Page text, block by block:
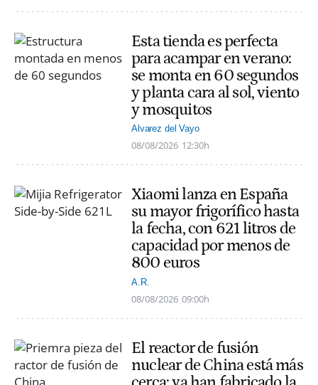
Esta tienda es perfecta
para acampar en verano:
se monta en 60 segundos
y planta cara al sol, viento
y mosquitos
Alvarez del Vayo
08/08/2026 12:30h
Xiaomi lanza en España
su mayor frigorífico hasta
la fecha, con 621 litros de
capacidad por menos de
800 euros
A.R.
08/08/2026 09:00h
El reactor de fusión
nuclear de China está más